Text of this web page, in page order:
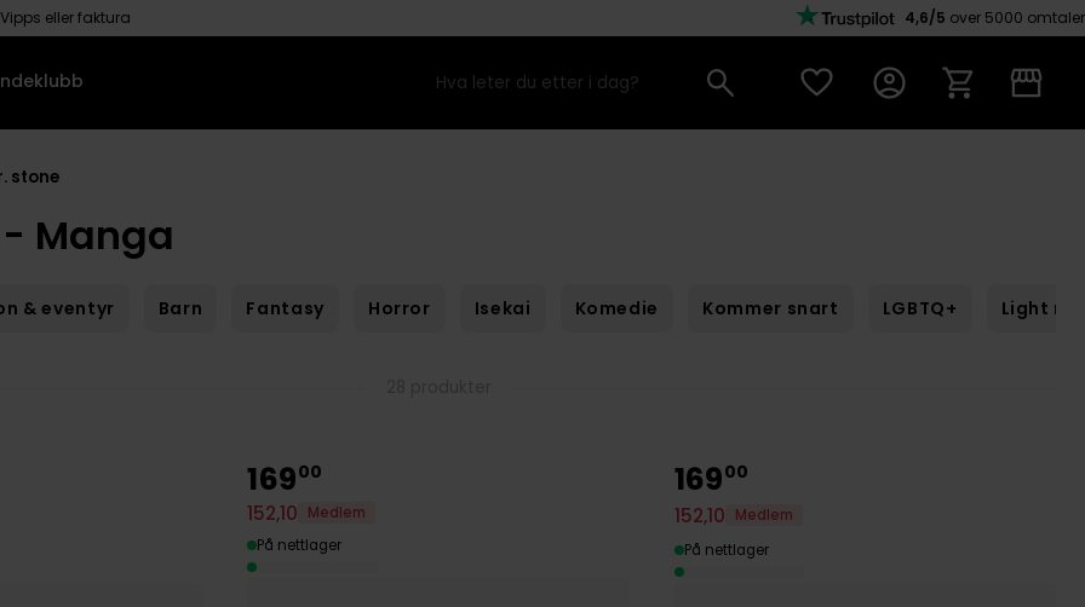
eller faktura 4,6/5 over 5000 omtaler
stone
Manga
& eventyr Barn Fantasy Horror Isekai Komedie Kommer snart LGBTQ+ Light
16900
152,10
Medlem
På nettlager
16900
152,10
Medlem
På nettlager